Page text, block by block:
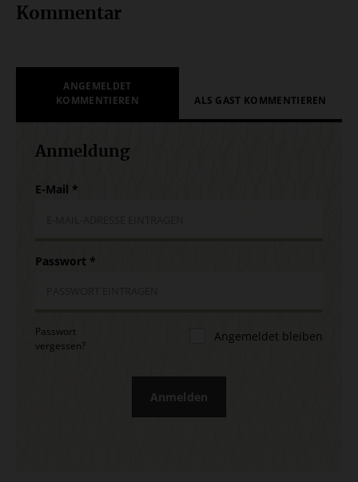
Kommentar
ANGEMELDET
KOMMENTIEREN
ALS GAST KOMMENTIEREN
Anmeldung
E-Mail *
Passwort *
Passwort
vergessen?
Angemeldet bleiben
Anmelden